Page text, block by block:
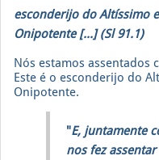
esconderijo do Altíssimo
Onipotente [...] (Sl 91.1)
Nós estamos assentados
Este é o esconderijo do
Onipotente.
"E, juntamente
nos fez